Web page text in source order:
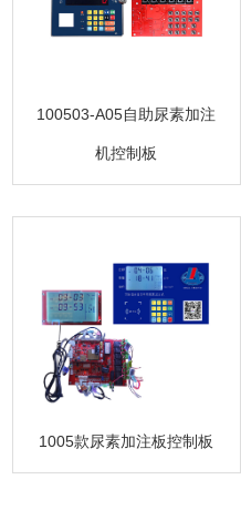
100503-A05自助尿素加注
机控制板
1005款尿素加注板控制板